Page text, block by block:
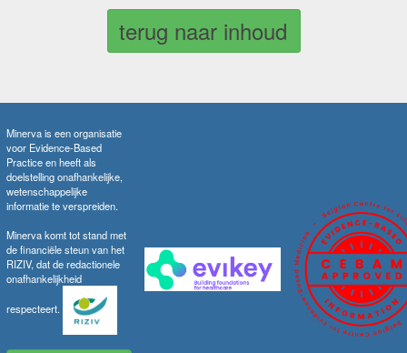
terug naar inhoud
Minerva is een organisatie
voor Evidence-Based
Practice en heeft als
doelstelling onafhankelijke,
wetenschappelijke
informatie te verspreiden.
Minerva komt tot stand met
de financiële steun van het
RIZIV, dat de redactionele
onafhankelijkheid
respecteert.